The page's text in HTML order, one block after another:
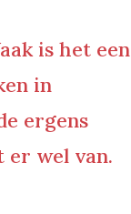
is het een
in
ergens
er wel van.